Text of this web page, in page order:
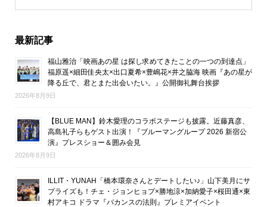
最新記事
福山雅治「映画あの星 は探し求めてきたことの一つの到達点」
福原遥×細田佳央太×出口夏希×豊嶋花×井之脇海 映画『あの星が
降る丘で、君とまた出会いたい。』公開御礼舞台挨拶
2026年8月9日
【BLUE MAN】鈴木愛理のコラボステージも披露。近藤真彦、
高島礼子らもゲスト出演！『ブルーマングループ 2026 新宿公
演』プレスショー＆囲み会見
2026年8月9日
ILLIT・YUNAH「橋本環奈さんとデートしたい♪」山下美月にサ
プライズも！チェ・ジョンヒョプ×勝地涼×加納愛子×桜田通×東
村アキコ ドラマ『バカンスの法則』プレミアイベント